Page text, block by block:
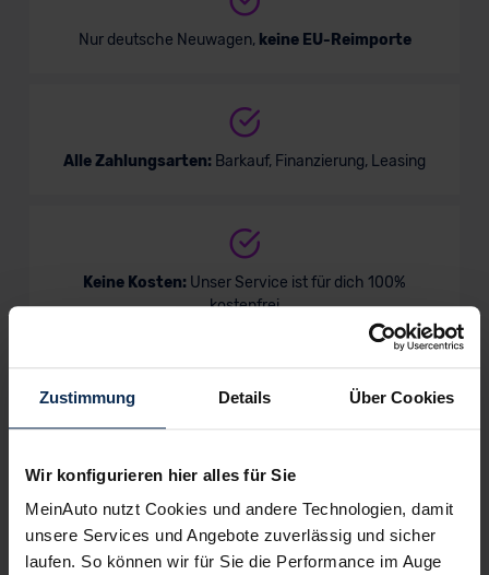
Zustimmung Details Über Cookies
Wir konfigurieren hier alles für Sie
MeinAuto nutzt Cookies und andere Technologien, damit
unsere Services und Angebote zuverlässig und sicher
laufen. So können wir für Sie die Performance im Auge
Nur deutsche Neuwagen, keine EU-Reimporte
Alle Zahlungsarten: Barkauf, Finanzierung, Leasing
Keine Kosten: Unser Service ist für dich 100%
kostenfrei
Kundenzufriedenheit!
Neuwagenmarkt in Deutschland. Unsere Kunden haben
dadurch ihr Wunschauto zum Top-Rabatt erhalten und
bewerten unsere Arbeit positiv.